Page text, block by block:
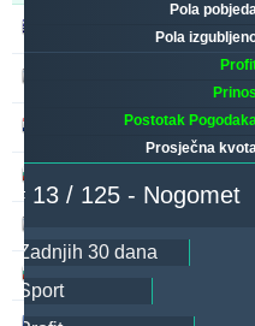
Pola
Pola
Prinos
Postotak
Prosječna
# 13 / 125 - Nogomet
593 52
314 0
263
valderamma2xr